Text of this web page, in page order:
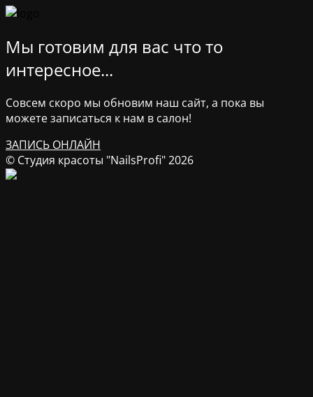
Мы готовим для вас что то
интересное...
Совсем скоро мы обновим наш сайт, а пока вы
можете записаться к нам в салон!
ЗАПИСЬ ОНЛАЙН
© Студия красоты "NailsProfi" 2026